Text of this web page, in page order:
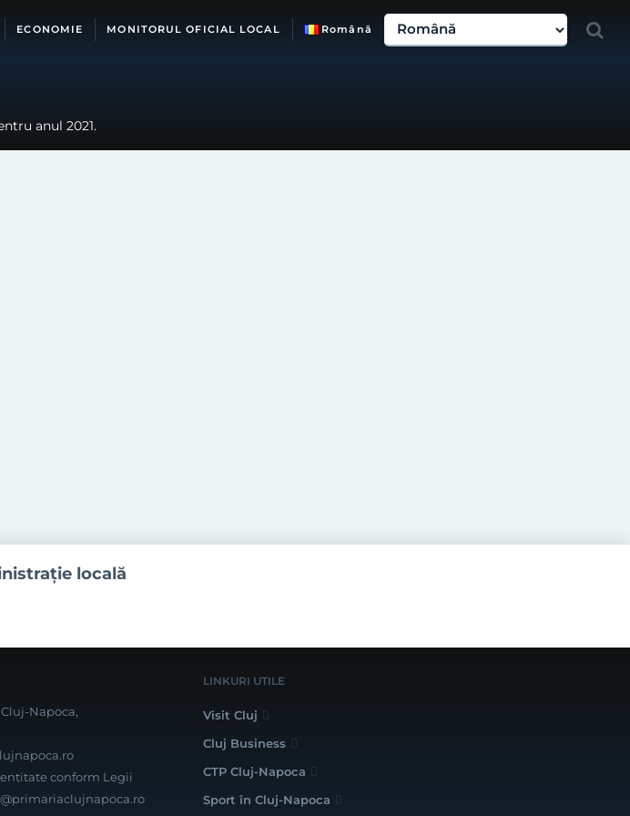
ECONOMIE MONITORUL OFICIAL LOCAL Română
anul 2021.
locală
Napoca,
conform Legii
LINKURI UTILE
Visit Cluj
Cluj Business
CTP Cluj-Napoca
Sport în Cluj-Napoca